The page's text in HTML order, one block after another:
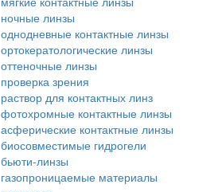
ночные линзы
однодневные контактные линзы
ортокератологические линзы
оттеночные линзы
проверка зрения
раствор для контактных линз
фотохромные контактные линзы
асферические контактные линзы
биосовместимые гидрогели
бьюти-линзы
газопроницаемые материалы